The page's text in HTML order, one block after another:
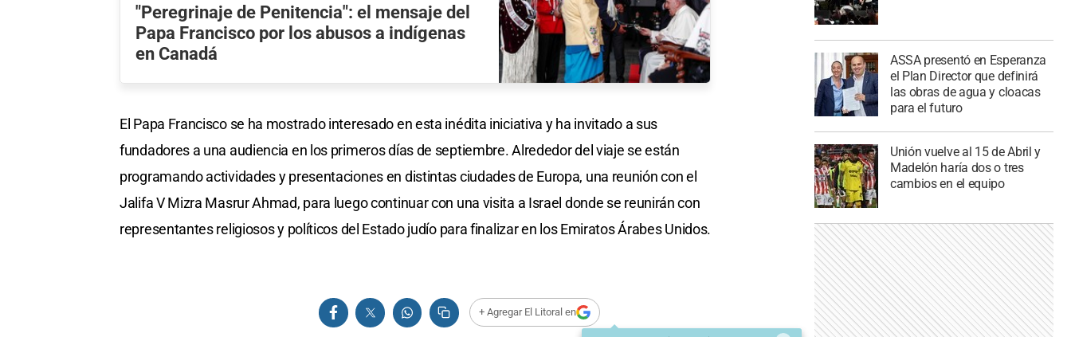
"Peregrinaje de Penitencia": el mensaje del
Papa Francisco por los abusos a indígenas
en Canadá
El Papa Francisco se ha mostrado interesado en esta inédita iniciativa y ha invitado a sus
fundadores a una audiencia en los primeros días de septiembre. Alrededor del viaje se están
programando actividades y presentaciones en distintas ciudades de Europa, una reunión con el
Jalifa V Mizra Masrur Ahmad, para luego continuar con una visita a Israel donde se reunirán con
representantes religiosos y políticos del Estado judío para finalizar en los Emiratos Árabes Unidos.
+ Agregar El Litoral en
ASSA presentó en Esperanza
el Plan Director que definirá
las obras de agua y cloacas
para el futuro
Unión vuelve al 15 de Abril y
Madelón haría dos o tres
cambios en el equipo